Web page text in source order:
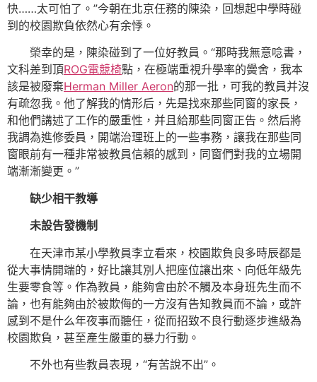
快……太可怕了。”今朝在北京任務的陳染，回想起中學時碰
到的校園欺負依然心有余悸。
榮幸的是，陳染碰到了一位好教員。“那時我無意唸書，
文科差到頂ROG電競椅點，在極端重視升學率的黌舍，我本
該是被廢棄Herman Miller Aeron的那一批，可我的教員并沒
有疏忽我。他了解我的情形后，先是找來那些同窗的家長，
和他們講述了工作的嚴重性，并且給那些同窗正告。然后將
我調為進修委員，開端治理班上的一些事務，讓我在那些同
窗眼前有一種非常被教員信賴的感到，同窗們對我的立場開
端漸漸變更。”
缺少相干教導
未設告發機制
在天津市某小學教員李立看來，校園欺負良多時辰都是
從大事情開端的，好比讓其別人把座位讓出來、向低年級先
生要零食等。作為教員，能夠會由於不觸及本身班先生而不
論，也有能夠由於被欺侮的一方沒有告知教員而不論，或許
感到不是什么年夜事而聽任，從而招致不良行動逐步進級為
校園欺負，甚至產生嚴重的暴力行動。
不外也有些教員表現，“有苦說不出”。